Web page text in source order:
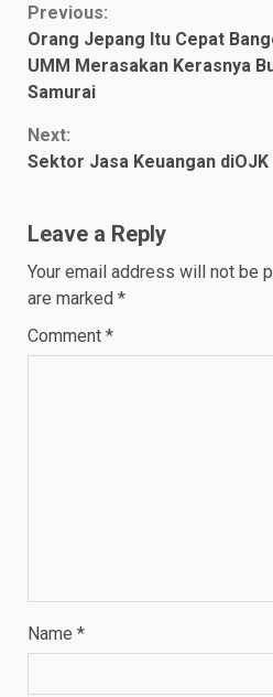
Continue
Reading
Previous:
Orang Jepang Itu Cepat
UMM Merasakan Kerasnya
Samurai
Next:
Sektor Jasa Keuangan
Leave a Reply
Your email address will not be
are marked *
Comment *
Name *